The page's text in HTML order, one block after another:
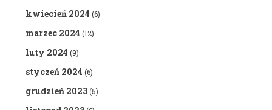
kwiecień 2024 (6)
marzec 2024 (12)
luty 2024 (9)
styczeń 2024 (6)
grudzień 2023(5)